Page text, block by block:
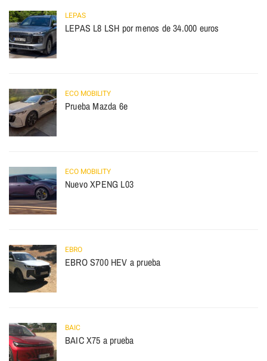
LEPAS
LEPAS L8 LSH por menos de 34.000 euros
ECO MOBILITY
Prueba Mazda 6e
ECO MOBILITY
Nuevo XPENG L03
EBRO
EBRO S700 HEV a prueba
BAIC
BAIC X75 a prueba